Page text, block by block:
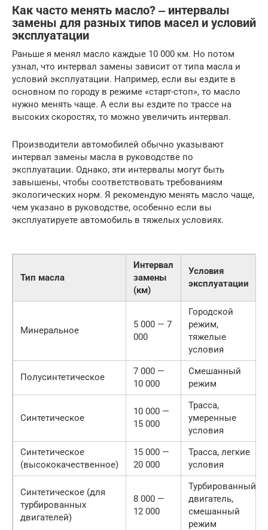
Как часто менять масло? ‒ интервалы
замены для разных типов масел и условий
эксплуатации
Раньше я менял масло каждые 10 000 км. Но потом
узнал, что интервал замены зависит от типа масла и
условий эксплуатации. Например, если вы ездите в
основном по городу в режиме «старт-стоп», то масло
нужно менять чаще. А если вы ездите по трассе на
высоких скоростях, то можно увеличить интервал.
Производители автомобилей обычно указывают
интервал замены масла в руководстве по
эксплуатации. Однако, эти интервалы могут быть
завышены, чтобы соответствовать требованиям
экологических норм. Я рекомендую менять масло чаще,
чем указано в руководстве, особенно если вы
эксплуатируете автомобиль в тяжелых условиях.
Тип масла
Интервал
замены
(км)
Условия
эксплуатации
Минеральное
5 000 — 7
000
Городской
режим,
тяжелые
условия
Полусинтетическое
7 000 —
10 000
Смешанный
режим
Синтетическое
10 000 —
15 000
Трасса,
умеренные
условия
Синтетическое
(высококачественное)
15 000 —
20 000
Трасса, легкие
условия
Синтетическое (для
турбированных
двигателей)
8 000 —
12 000
Турбированный
двигатель,
смешанный
режим